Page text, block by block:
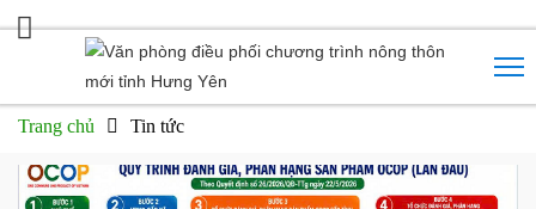
Trang chủ Tin tức